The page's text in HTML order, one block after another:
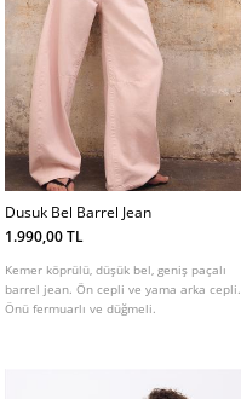
Dusuk Bel Barrel Jean
1.990,00 TL
Kemer köprülü, düşük bel, geniş paçalı
barrel jean. Ön cepli ve yama arka cepli.
Önü fermuarlı ve düğmeli.